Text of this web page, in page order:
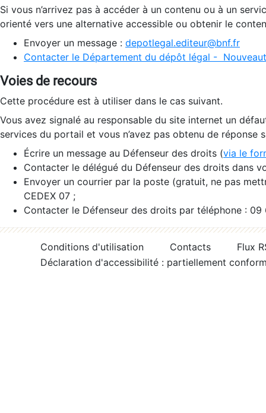
Si vous n’arrivez pas à accéder à un contenu ou à un
orienté vers une alternative accessible ou obtenir le
Envoyer un message : depotlegal.editeur@bnf.fr
Contacter le Département du dépôt légal -
Voies de recours
Cette procédure est à utiliser dans le cas suivant.
Vous avez signalé au responsable du site internet un
services du portail et vous n’avez pas obtenu de réponse
Écrire un message au Défenseur des droits (via le
Contacter le délégué du Défenseur des droits dans
Envoyer un courrier par la poste (gratuit, ne pas
CEDEX 07 ;
Contacter le Défenseur des droits par téléphone :
Conditions d'utilisation Contacts
Flux
Déclaration d'accessibilité : partiellement